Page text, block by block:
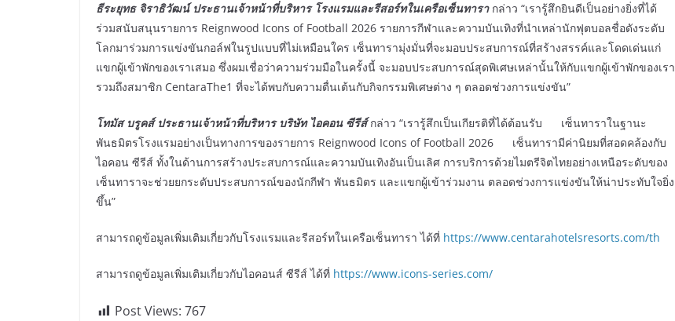
ธีระยุทธ จิราธิวัฒน์ ประธานเจ้าหน้าที่บริหาร โรงแรมและรีสอร์ทในเครือเซ็นทารากล่าว “เรารู้สึกยินดีเป็นอย่างยิ่งที่ได้
ร่วมสนับสนุนรายการ Reignwood Icons of Football 2026 รายการกีฬาและความบันเทิงที่นำเหล่านักฟุตบอลชื่อดังระดับ
โลกมาร่วมการแข่งขันกอล์ฟในรูปแบบที่ไม่เหมือนใคร เซ็นทารามุ่งมั่นที่จะมอบประสบการณ์ที่สร้างสรรค์และโดดเด่นแก่
แขกผู้เข้าพักของเราเสมอ ซึ่งผมเชื่อว่าความร่วมมือในครั้งนี้ จะมอบประสบการณ์สุดพิเศษเหล่านั้นให้กับแขกผู้เข้าพักของเรา
รวมถึงสมาชิก CentaraThe1 ที่จะได้พบกับความตื่นเต้นกับกิจกรรมพิเศษต่าง ๆ ตลอดช่วงการแข่งขัน”
โทมัส บรูคส์ ประธานเจ้าหน้าที่บริหาร บริษัท ไอคอน ซีรีส์กล่าว “เรารู้สึกเป็นเกียรติที่ได้ต้อนรับ เซ็นทาราในฐานะ
พันธมิตรโรงแรมอย่างเป็นทางการของรายการ Reignwood Icons of Football 2026 เซ็นทารามีค่านิยมที่สอดคล้องกับ
ไอคอน ซีรีส์ ทั้งในด้านการสร้างประสบการณ์และความบันเทิงอันเป็นเลิศ การบริการด้วยไมตรีจิตไทยอย่างเหนือระดับของ
เซ็นทาราจะช่วยยกระดับประสบการณ์ของนักกีฬา พันธมิตร และแขกผู้เข้าร่วมงาน ตลอดช่วงการแข่งขันให้น่าประทับใจยิ่ง
ขึ้น”
สามารถดูข้อมูลเพิ่มเติมเกี่ยวกับโรงแรมและรีสอร์ทในเครือเซ็นทารา ได้ที่ https://www.centarahotelsresorts.com/th
สามารถดูข้อมูลเพิ่มเติมเกี่ยวกับไอคอนส์ ซีรีส์ ได้ที่ https://www.icons-series.com/
Post Views: 767